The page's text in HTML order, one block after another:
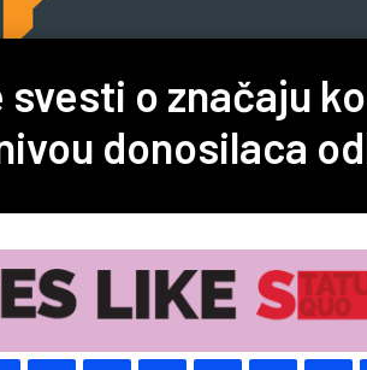
svesti o značaju
donosilaca